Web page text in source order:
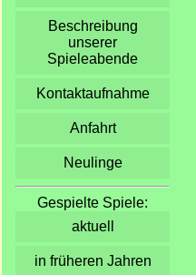
Beschreibung
unserer
Spieleabende
Kontaktaufnahme
Anfahrt
Neulinge
Gespielte Spiele:
aktuell
in früheren Jahren